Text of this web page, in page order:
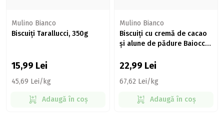
Mulino Bianco
Biscuiți Tarallucci, 350g
15,99 Lei
45,69 Lei/kg
Adaugă în coș
Mulino Bianco
Biscuiți cu cremă de cacao
și alune de pădure Baiocchi,
22,99 Lei
67,62 Lei/kg
Adaugă în coș